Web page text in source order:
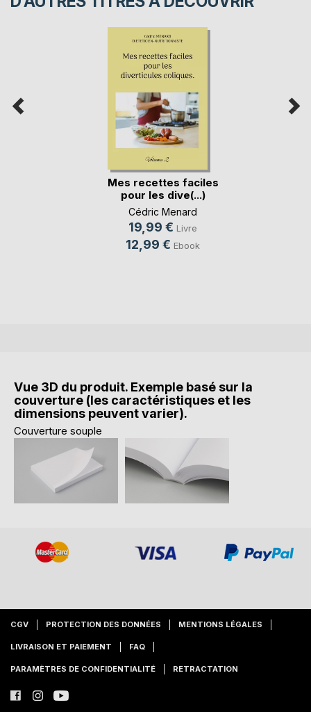
Mes recettes faciles
pour les dive(...)
Cédric Menard
19,99 € Livre
12,99 € Ebook
Vue 3D du produit. Exemple basé sur la
couverture (les caractéristiques et les
dimensions peuvent varier).
Couverture souple
CGV PROTECTION DES DONNÉES MENTIONS LÉGALES
LIVRAISON ET PAIEMENT FAQ
PARAMÈTRES DE CONFIDENTIALITÉ RETRACTATION